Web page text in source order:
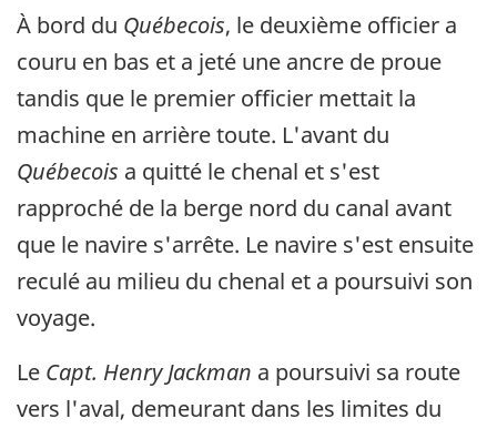
À bord du Québecois, le deuxième officier a
couru en bas et a jeté une ancre de proue
tandis que le premier officier mettait la
machine en arrière toute. L'avant du
Québecois a quitté le chenal et s'est
rapproché de la berge nord du canal avant
que le navire s'arrête. Le navire s'est ensuite
reculé au milieu du chenal et a poursuivi son
voyage.
Le Capt. Henry Jackman a poursuivi sa route
vers l'aval, demeurant dans les limites du